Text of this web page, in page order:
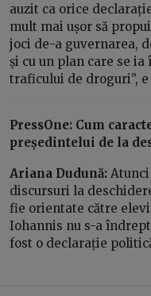
auzit ca orice
mult mai ușor să
joci de-a guvernarea,
și cu un plan care se
traficului de droguri”,
PressOne: Cum
președintelui de la
Ariana Dudună:
discursuri la
fie orientate către
Iohannis nu s-a
fost o declarație